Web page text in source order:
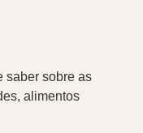
saber sobre as
alimentos